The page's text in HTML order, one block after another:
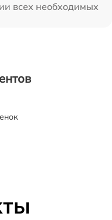
всех необходимых